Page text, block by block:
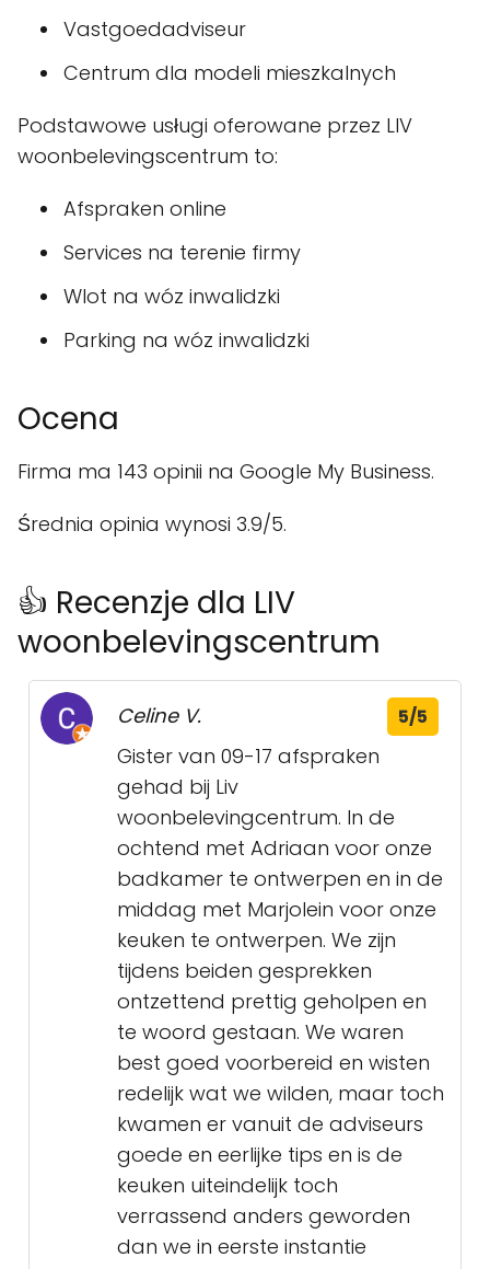
Vastgoedadviseur
Centrum dla modeli mieszkalnych
Podstawowe usługi oferowane przez LIV
woonbelevingscentrum to:
Afspraken online
Services na terenie firmy
Wlot na wóz inwalidzki
Parking na wóz inwalidzki
Ocena
Firma ma 143 opinii na Google My Business.
Średnia opinia wynosi 3.9/5.
👍 Recenzje dla LIV
woonbelevingscentrum
Celine V. 5/5
Gister van 09-17 afspraken
gehad bij Liv
woonbelevingcentrum. In de
ochtend met Adriaan voor onze
badkamer te ontwerpen en in de
middag met Marjolein voor onze
keuken te ontwerpen. We zijn
tijdens beiden gesprekken
ontzettend prettig geholpen en
te woord gestaan. We waren
best goed voorbereid en wisten
redelijk wat we wilden, maar toch
kwamen er vanuit de adviseurs
goede en eerlijke tips en is de
keuken uiteindelijk toch
verrassend anders geworden
dan we in eerste instantie